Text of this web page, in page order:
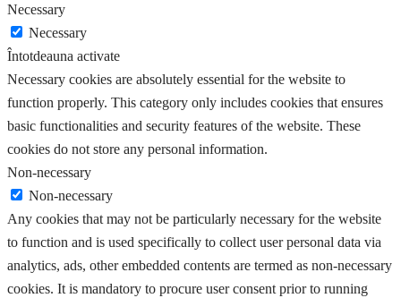
Necessary
Necessary
Întotdeauna activate
Necessary cookies are absolutely essential for the website to
function properly. This category only includes cookies that ensures
basic functionalities and security features of the website. These
cookies do not store any personal information.
Non-necessary
Non-necessary
Any cookies that may not be particularly necessary for the website
to function and is used specifically to collect user personal data via
analytics, ads, other embedded contents are termed as non-necessary
cookies. It is mandatory to procure user consent prior to running